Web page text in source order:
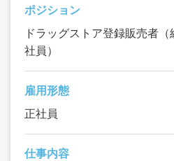
ポジション
ドラッグストア登録販売者
社員）
雇用形態
正社員
仕事内容